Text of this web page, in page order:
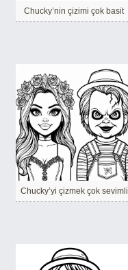
Chucky’nin çizimi çok basit
Chucky’yi çizmek çok sevimli